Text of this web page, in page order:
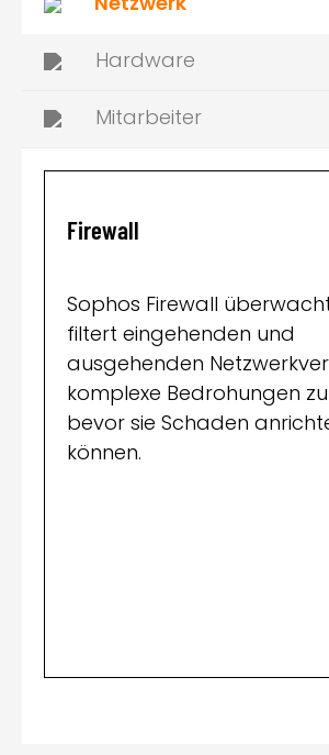
Hardware
Mitarbeiter
Firewall
Sophos Firewall
filtert eingehenden und
ausgehenden
komplexe Bedrohungen
bevor sie Schaden
können.